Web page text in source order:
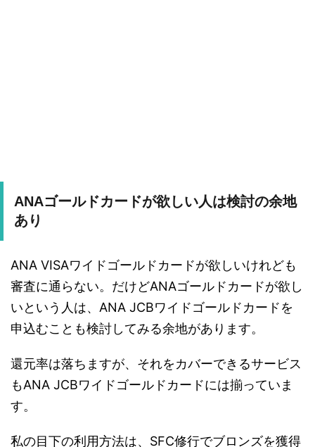
ANAゴールドカードが欲しい人は検討の余地
あり
ANA VISAワイドゴールドカードが欲しいけれども
審査に通らない。だけどANAゴールドカードが欲し
いという人は、ANA JCBワイドゴールドカードを
申込むことも検討してみる余地があります。
還元率は落ちますが、それをカバーできるサービス
もANA JCBワイドゴールドカードには揃っていま
す。
私の目下の利用方法は、SFC修行でブロンズを獲得